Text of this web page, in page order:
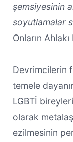
şemsiyesinin
soyutlamalar
Onların
Devrimcilerin
temele
LGBTİ
olarak
ezilmesinin